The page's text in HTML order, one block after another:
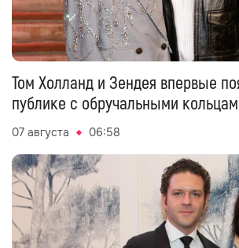
Том Холланд и Зендея впервые
публике с обручальными
07 августа 06:58